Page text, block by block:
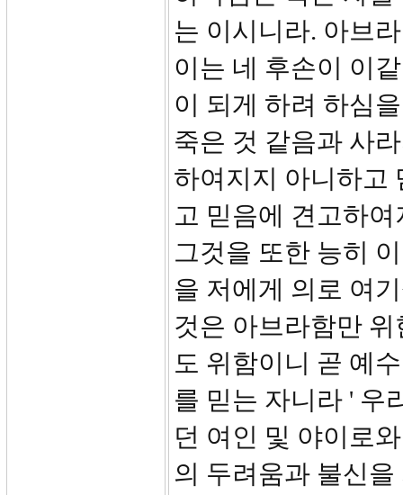
는 이시니라. 아브
이는 네 후손이 이
이 되게 하려 하심
죽은 것 같음과 사
하여지지 아니하고
고 믿음에 견고하
그것을 또한 능히
을 저에게 의로 여
것은 아브라함만
도 위함이니 곧 예
를 믿는 자니라 ' 우
던 여인 및 야이로
의 두려움과 불신